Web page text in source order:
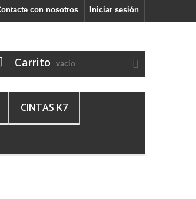
Iniciar sesión
con nosotros
Carrito vacío
CINTAS K7